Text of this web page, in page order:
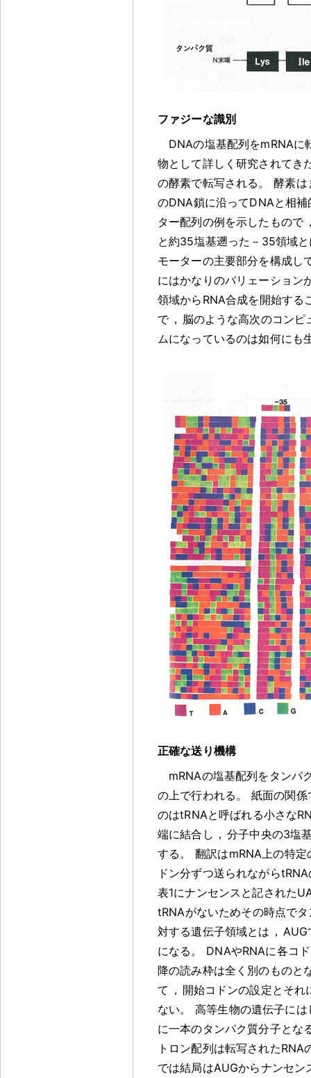
ファジーな識別
DNAの塩基配列をmRNAに
物として詳しく研究されてき
の酵素で転写される 。
酵素は
のDNA鎖に沿ってDNAと相
ター配列の例を示したもので
と約35塩基遡った－35領域
モーターの主要部分を構成し
にはかなりのバリェーション
領域からRNA合成を開始する
で ， 脳のような高次のコンピ
ムになっているのは如何にも
正確な送り機構
mRNAの塩基配列をタンパ
の上で行われる 。
紙面の関係
のはtRNAと呼ばれる小さな
端に結合し ， 分子中央の3塩
する 。
翻訳はmRNA上の特
ドン分ずつ送られながら
表1にナンセンスと記された
tRNAがないためその時点で
対する遺伝子領域とは ， AUG
になる 。
DNAやRNAに各コ
降の読み枠は全く別のものと
て ， 開始コドンの設定とそ
ない。
高等生物の遺伝子に
に一本のタンパク質分子とな
トロン配列は転写された
では結局はAUGからナンセ